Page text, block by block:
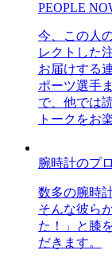
PEOPLE
今、この人
レクトした
お届けする
ポーツ選手
で、他では
トークをお
腕時計のプ
数多の腕時
そんな彼ら
た！」と膝
だきます。